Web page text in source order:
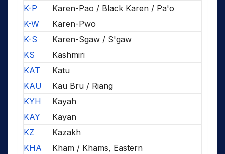
K-P
Karen-Pao / Black Karen / Pa'o
K-W
Karen-Pwo
K-S
Karen-Sgaw / S'gaw
KS
Kashmiri
KAT
Katu
KAU
Kau Bru / Riang
KYH
Kayah
KAY
Kayan
KZ
Kazakh
KHA
Kham / Khams, Eastern